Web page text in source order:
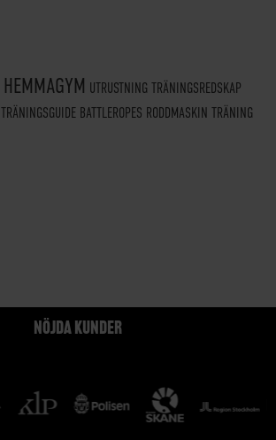
HEMMAGYM UTRUSTNING TRÄNINGSREDSKAP
TRÄNINGSGUIDE BATTLEROPES RODDMASKIN TRÄNING
NÖJDA KUNDER